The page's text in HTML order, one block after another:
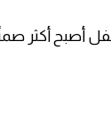
أصبح أكثر